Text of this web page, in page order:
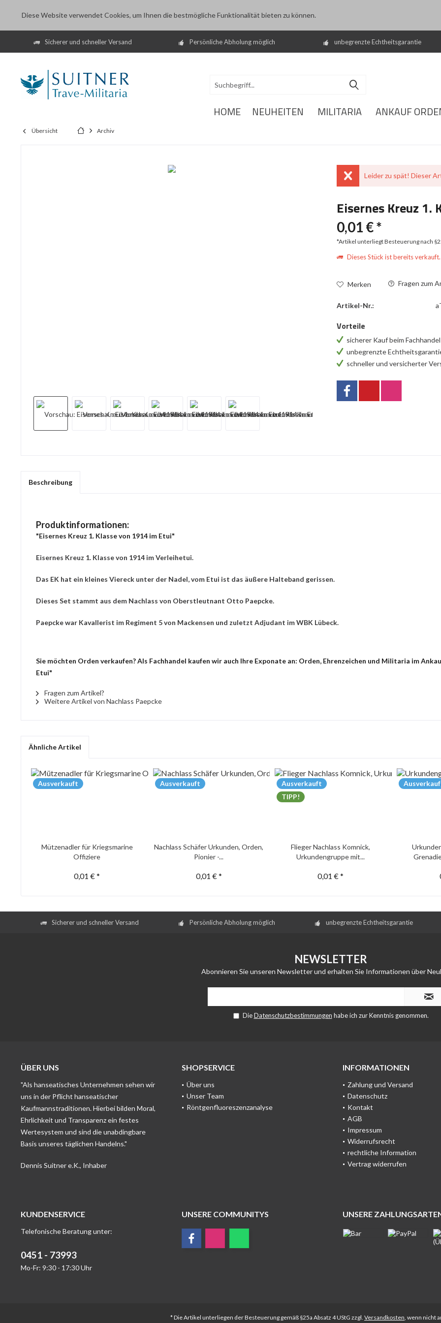
Diese Website verwendet Cookies, um Ihnen die bestmögliche Funktionalität bieten zu können.
Sicherer und schneller Versand Persönliche Abholung möglich unbegrenzte Echtheitsgarantie
HOME NEUHEITEN MILITARIA ANKAUF
Übersicht Archiv
Leider zu spät! Dieser
Eisernes Kreuz 1.
0,01 € *
*Artikel unterliegt Besteuerung nach
Dieses Stück ist bereits verkauft.
Merken Fragen zum
Artikel-Nr.:
Vorteile
sicherer Kauf beim Fachhandel
unbegrenzte
schneller und versicherter
Beschreibung
Produktinformationen:
"Eisernes Kreuz 1. Klasse von 1914 im Etui"
Eisernes Kreuz 1. Klasse von 1914 im Verleihetui.
Das EK hat ein kleines Viereck unter der Nadel, vom Etui ist das äußere Halteband gerissen.
Dieses Set stammt aus dem Nachlass von Oberstleutnant Otto Paepcke.
Paepcke war Kavallerist im Regiment 5 von Mackensen und zuletzt Adjudant im WBK Lübeck.
Sie möchten Orden verkaufen? Als Fachhandel kaufen wir auch Ihre Exponate an: Orden, Ehrenzeichen und Militaria im
Etui"
Fragen zum Artikel?
Weitere Artikel von Nachlass Paepcke
Ähnliche Artikel
Ausverkauft
Mützenadler für Kriegsmarine
Offiziere
0,01 € *
Ausverkauft
Nachlass Schäfer Urkunden, Orden,
Pionier -...
0,01 € *
Ausverkauft
TIPP!
Flieger Nachlass Komnick,
Urkundengruppe mit...
0,01 € *
Sicherer und schneller Versand Persönliche Abholung möglich unbegrenzte Echtheitsgarantie
NEWSLETTER
Abonnieren Sie unseren Newsletter und erhalten Sie Informationen über
DieDatenschutzbestimmungen habe ich zur Kenntnis genommen.
ÜBER UNS
"Als hanseatisches Unternehmen sehen wir
uns in der Pflicht hanseatischer
Kaufmannstraditionen. Hierbei bilden Moral,
Ehrlichkeit und Transparenz ein festes
Wertesystem und sind die unabdingbare
Basis unseres täglichen Handelns."
Dennis Suitner e.K., Inhaber
SHOPSERVICE
Über uns
Unser Team
Röntgenfluoreszenzanalyse
INFORMATIONEN
Zahlung und Versand
Datenschutz
Kontakt
AGB
Impressum
Widerrufsrecht
rechtliche Information
Vertrag widerrufen
KUNDENSERVICE
Telefonische Beratung unter:
0451 - 73993
Mo-Fr: 9:30 - 17:30 Uhr
UNSERE COMMUNITYS UNSERE
* Die Artikel unterliegen der Besteuerung gemäß §25a Absatz 4 UStG zzgl. Versandkosten, wenn nicht